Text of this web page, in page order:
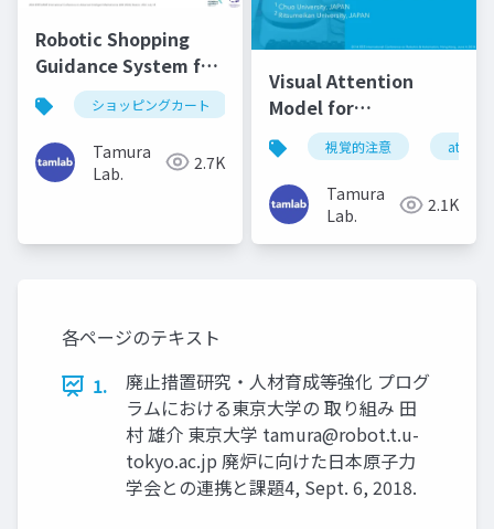
Robotic Shopping
Guidance System for
the Visually Impaired
Users using Servo
Brakes (AIM2024)
ショッピングカート
Tamura
Lab.
2.7K
Visual Attention
Model for
Manipulating Human
Attention by a Robot
(ICRA2014)
視覚的注意
Tamura
Lab.
2.1K
各ページのテキスト
1.
廃止措置研究・人材育成等強化 プログ
ラムにおける東京大学の 取り組み 田
村 雄介 東京大学 tamura@robot.t.u-
tokyo.ac.jp 廃炉に向けた日本原子力
学会との連携と課題4, Sept. 6, 2018.